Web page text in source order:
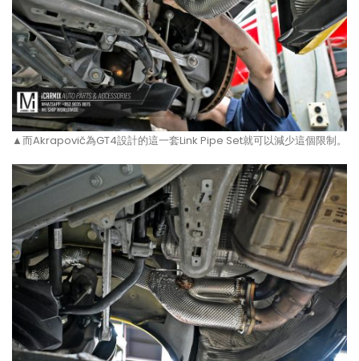
▲而Akrapovič為GT4設計的這一套Link Pipe Set就可以減少這個限制。